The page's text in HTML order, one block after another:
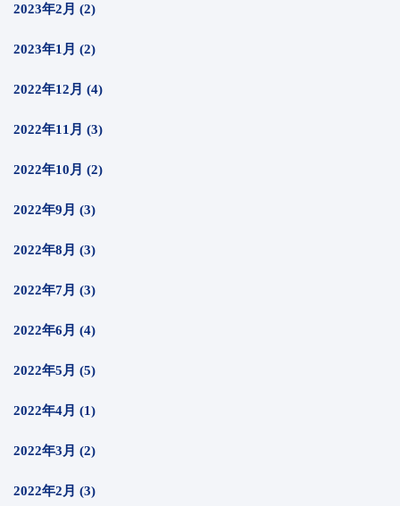
2023年2月 (2)
2023年1月 (2)
2022年12月 (4)
2022年11月 (3)
2022年10月 (2)
2022年9月 (3)
2022年8月 (3)
2022年7月 (3)
2022年6月 (4)
2022年5月 (5)
2022年4月 (1)
2022年3月 (2)
2022年2月 (3)